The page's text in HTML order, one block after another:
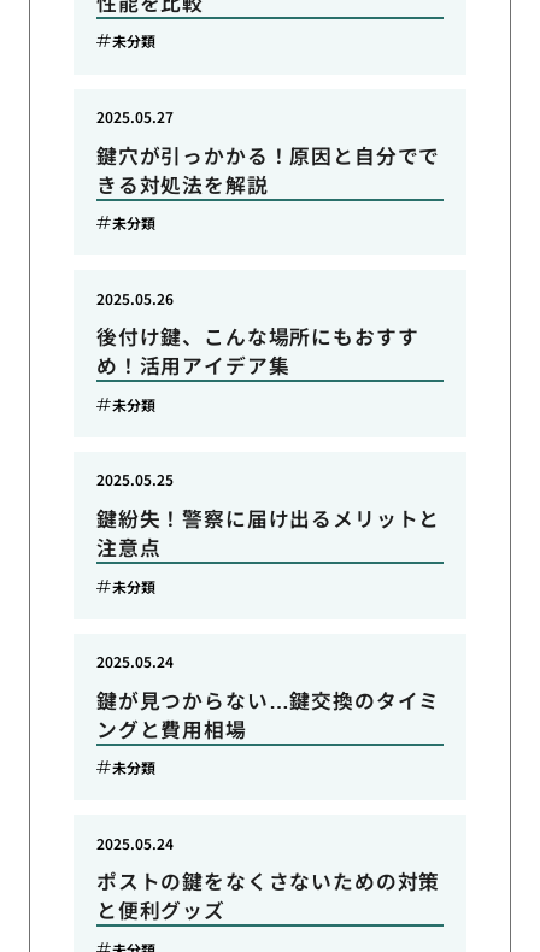
未分類
鍵穴が引っかかる！原因と自分でで
きる対処法を解説
2025.05.27
未分類
後付け鍵、こんな場所にもおすす
め！活用アイデア集
2025.05.26
未分類
鍵紛失！警察に届け出るメリットと
注意点
2025.05.25
未分類
鍵が見つからない…鍵交換のタイミ
ングと費用相場
2025.05.24
未分類
ポストの鍵をなくさないための対策
と便利グッズ
2025.05.24